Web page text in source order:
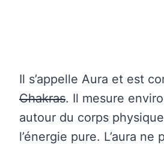
Il s’appelle Aura et est
Chakras. Il mesure
autour du corps
l’énergie pure. L’aura ne